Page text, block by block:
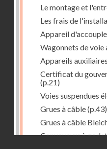
Le montage et
Les frais de
Appareil
Wagonnets de voie
Appareils auxiliaires
Certificat du
(p.21)
Voies suspendues
Grues à câble(p.43)
Grues à câble
Convoyeurs à